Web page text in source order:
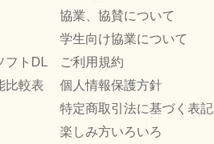
フトDL
比較表
協業、協賛について
学生向け協業について
ご利用規約
個人情報保護方針
特定商取引法に基づく表記
楽しみ方いろいろ